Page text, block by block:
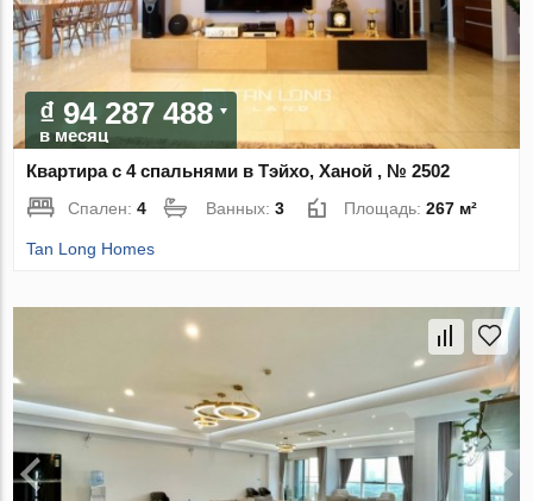
₫ 94 287 488
в месяц
Квартира с 4 спальнями в Тэйхо, Ханой , № 2502
Спален:4 Ванных:3 Площадь:267 м²
Tan Long Homes